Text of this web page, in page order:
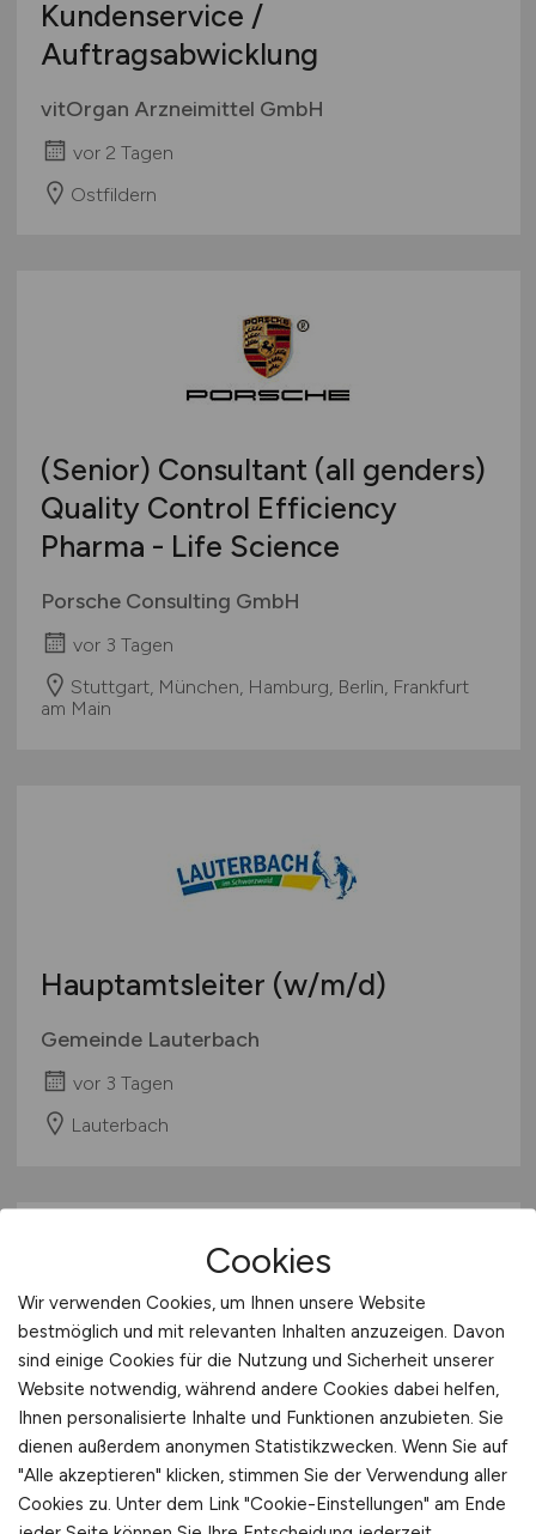
Kundenservice /
Auftragsabwicklung
vitOrgan Arzneimittel GmbH
vor 2 Tagen
Ostfildern
(Senior) Consultant (all genders)
Quality Control Efficiency
Pharma - Life Science
Porsche Consulting GmbH
vor 3 Tagen
Stuttgart, München, Hamburg, Berlin, Frankfurt
am Main
Hauptamtsleiter (w/m/d)
Gemeinde Lauterbach
vor 3 Tagen
Lauterbach
Manager(m/w/d)Qualifizierung
& Validierung
Eckert & Ziegler Radiopharma GmbH
Cookies
Wir verwenden Cookies, um Ihnen unsere Website
bestmöglich und mit relevanten Inhalten anzuzeigen. Davon
sind einige Cookies für die Nutzung und Sicherheit unserer
Website notwendig, während andere Cookies dabei helfen,
Ihnen personalisierte Inhalte und Funktionen anzubieten. Sie
dienen außerdem anonymen Statistikzwecken. Wenn Sie auf
"Alle akzeptieren" klicken, stimmen Sie der Verwendung aller
Cookies zu. Unter dem Link "Cookie-Einstellungen" am Ende